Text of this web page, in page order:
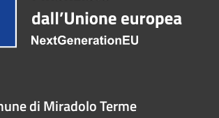
di Miradolo Terme